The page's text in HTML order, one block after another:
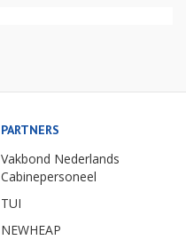
PARTNERS
Vakbond Nederlands
Cabinepersoneel
TUI
NEWHEAP